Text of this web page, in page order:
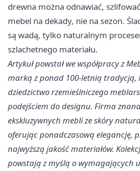
drewna można odnawiać,
mebel na dekady, nie na sezon.
są wadą, tylko naturalnym
szlachetnego materiału.
Artykuł powstał we współpracy z
marką z ponad 100-letnią tradycją,
dziedzictwo rzemieślniczego
podejściem do designu. Firma
ekskluzywnych mebli ze skóry
oferując ponadczasową elegancję,
najwyższą jakość materiałów.
powstają z myślą o wymagających